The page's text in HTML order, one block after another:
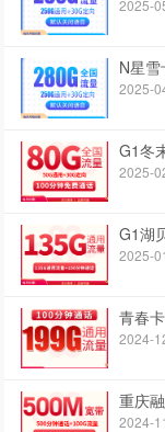
2025-
N星雪
2025-
G1冬
2025-
G1湖
2025-
青春
2024-
重庆
2024-